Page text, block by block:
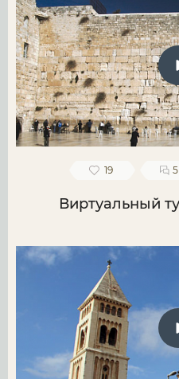
19 5
Виртуальный